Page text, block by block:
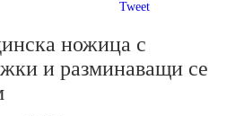
Tweet
ножица с
и разминаващи се